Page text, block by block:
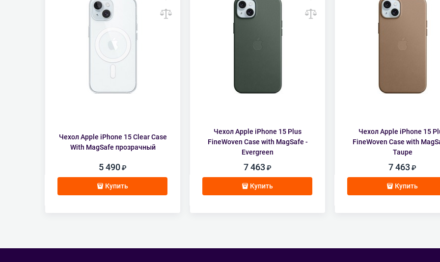
Чехол Apple iPhone 15 Clear Case
With MagSafe прозрачный
5 490
Купить
Чехол Apple iPhone 15 Plus
FineWoven Case with MagSafe -
Evergreen
7 463
Купить
Чехол Apple iPhone 15
FineWoven Case with
Taupe
7 463
Купить